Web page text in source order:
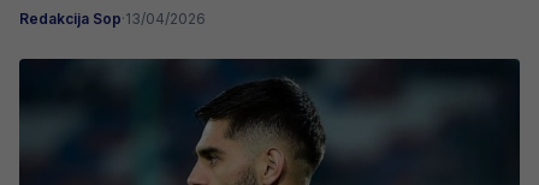
Redakcija Sop·13/04/2026